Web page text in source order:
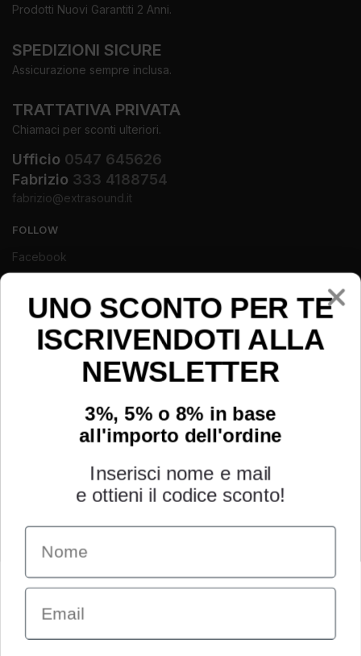
Prodotti Nuovi Garantiti 2 Anni.
SPEDIZIONI SICURE
Assicurazione sempre inclusa.
TRATTATIVA PRIVATA
Chiamaci per sconti ulteriori.
Ufficio 0547 645626
Fabrizio 333 4188754
fabrizio@extrasound.it
FOLLOW
Facebook
Instagram
Youtube
INFORMAZIONI
Chi siamo
Condizioni generali
Garanzia
Richiesta assistenza tecnica
UNO SCONTO PER TE
ISCRIVENDOTI ALLA
NEWSLETTER
3%, 5% o 8% in base
all'importo dell'ordine
Inserisci nome e mail
e ottieni il codice sconto!
Name
Email